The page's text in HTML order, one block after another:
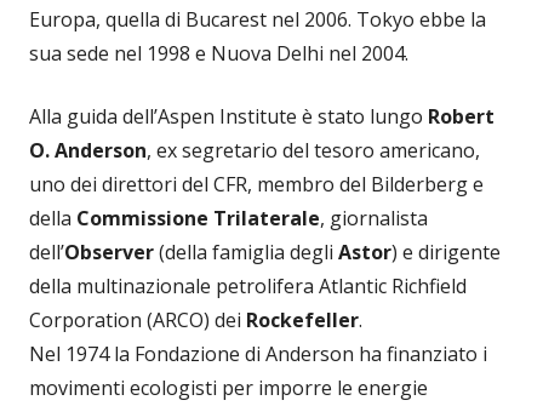
Europa, quella di Bucarest nel 2006. Tokyo ebbe la
sua sede nel 1998 e Nuova Delhi nel 2004.
Alla guida dell’Aspen Institute è stato lungo Robert
O. Anderson, ex segretario del tesoro americano,
uno dei direttori del CFR, membro del Bilderberg e
della Commissione Trilaterale, giornalista
dell’Observer(della famiglia degli Astor) e dirigente
della multinazionale petrolifera Atlantic Richfield
Corporation (ARCO) dei Rockefeller.
Nel 1974 la Fondazione di Anderson ha finanziato i
movimenti ecologisti per imporre le energie